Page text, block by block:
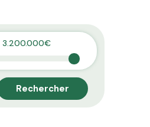
3.200.000€
Rechercher